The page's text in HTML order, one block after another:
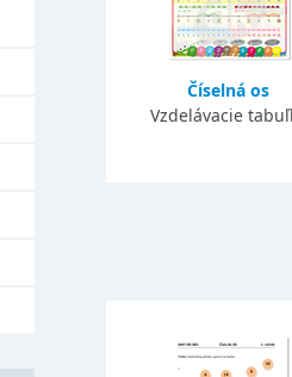
Číselná os
Vzdelávacie